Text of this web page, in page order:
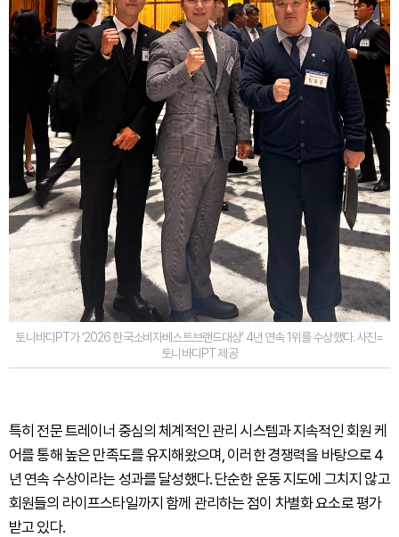
토니바디PT가 ‘2026 한국소비자베스트브랜드대상’ 4년 연속 1위를 수상했다. 사진=
토니바디PT 제공
특히 전문 트레이너 중심의 체계적인 관리 시스템과 지속적인 회원 케
어를 통해 높은 만족도를 유지해왔으며, 이러한 경쟁력을 바탕으로 4
년 연속 수상이라는 성과를 달성했다. 단순한 운동 지도에 그치지 않고
회원들의 라이프스타일까지 함께 관리하는 점이 차별화 요소로 평가
받고 있다.